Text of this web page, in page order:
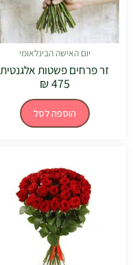
יום האישה הבינלאומי
זר פרחים פשטות אלגנטית
₪475
הוספה לסל